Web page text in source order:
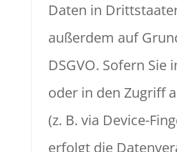
Daten in
außerdem auf
DSGVO. Sofern
oder in den Zugriff
(z. B. via Device-
erfolgt die